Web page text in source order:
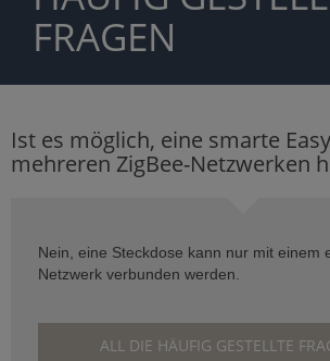
FRAGEN
Ist es möglich, eine smarte
mehreren ZigBee-Netzwerken
Nein, eine Steckdose kann nur mit einem
Netzwerk verbunden werden.
ALL DIE HÄUFIG GESTELLTE